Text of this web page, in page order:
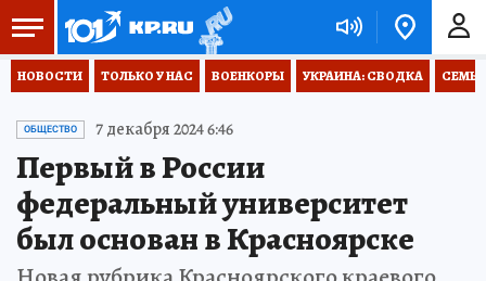
НОВОСТИ ТОЛЬКО У НАС ВОЕНКОРЫ УКРАИНА: СВОДКА
ОБЩЕСТВО 7 декабря 2024 6:46
Первый в России
федеральный университет
был основан в Красноярске